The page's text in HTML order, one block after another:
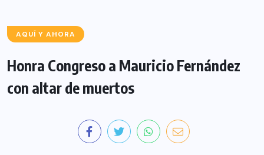
AQUÍ Y AHORA
Honra Congreso a Mauricio Fernández
con altar de muertos